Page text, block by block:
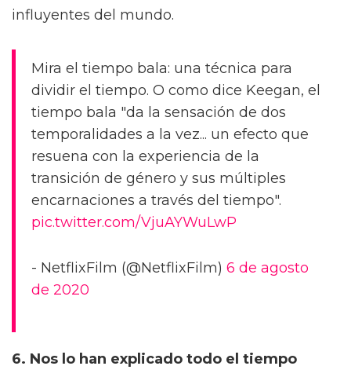
influyentes del mundo.
Mira el tiempo bala: una técnica para
dividir el tiempo. O como dice Keegan, el
tiempo bala "da la sensación de dos
temporalidades a la vez... un efecto que
resuena con la experiencia de la
transición de género y sus múltiples
encarnaciones a través del tiempo".
pic.twitter.com/VjuAYWuLwP
- NetflixFilm (@NetflixFilm) 6 de agosto
de 2020
6. Nos lo han explicado todo el tiempo